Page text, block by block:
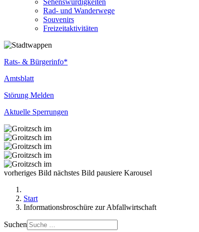
Sehenswürdigkeiten
Rad- und Wanderwege
Souvenirs
Freizeitaktivitäten
Rats- & Bürgerinfo*
Amtsblatt
Störung Melden
Aktuelle Sperrungen
vorheriges Bild nächstes Bild pausiere Karousel
Start
Informationsbroschüre zur Abfallwirtschaft
Suchen